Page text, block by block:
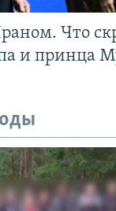
Что
и принца